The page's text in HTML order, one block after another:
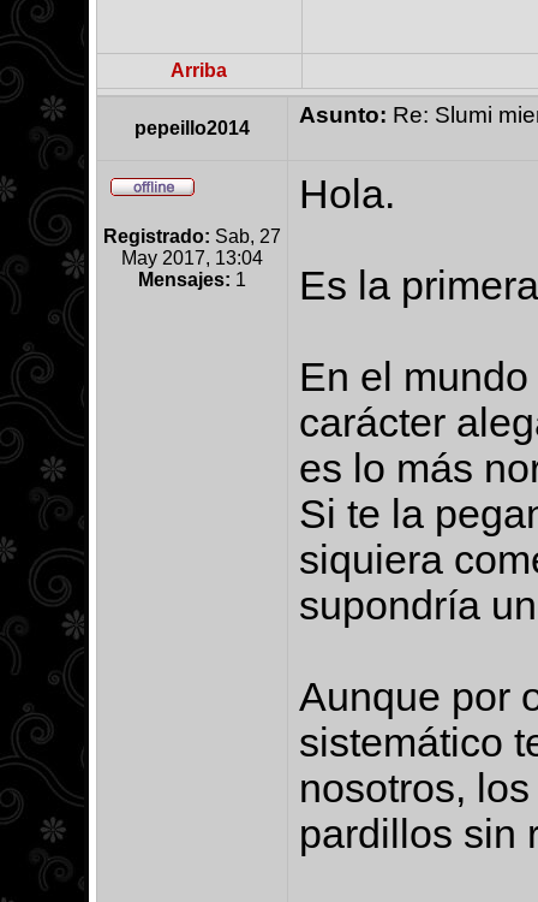
Arriba
pepeillo2014
Asunto: Re: Slumi
Registrado: Sab, 27
May 2017, 13:04
Mensajes: 1
Hola.
Es la
En el
carácter
es lo más
Si te la
siquiera
supondría
Aunque por
sistemático
nosotros,
pardillos sin